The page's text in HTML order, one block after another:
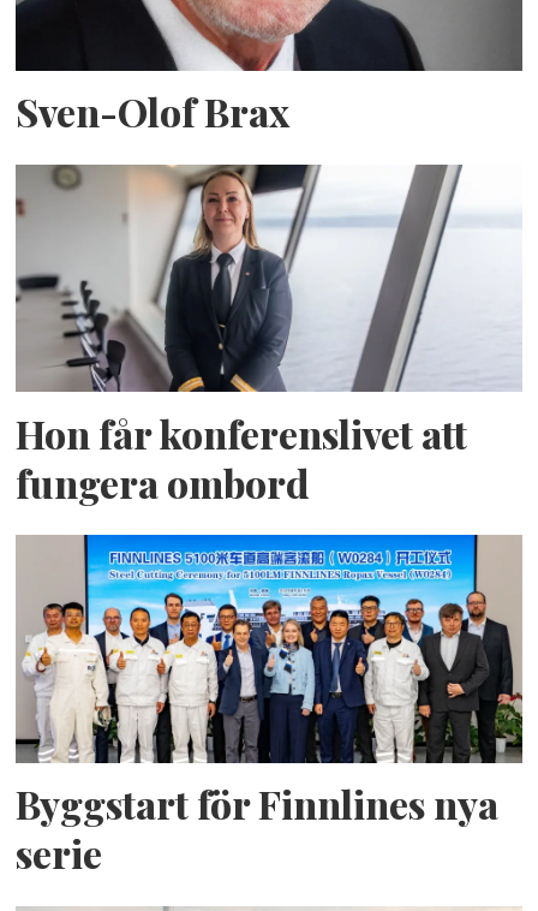
Sven-Olof Brax
Hon får konferenslivet att
fungera ombord
Byggstart för Finnlines nya
serie